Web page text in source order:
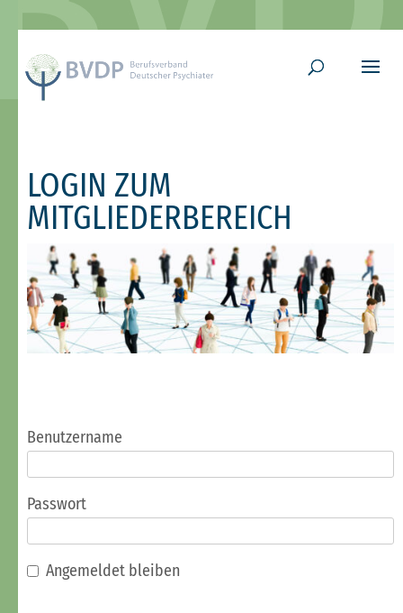
LOGIN ZUM
MITGLIEDERBEREICH
Benutzername
Passwort
Angemeldet bleiben